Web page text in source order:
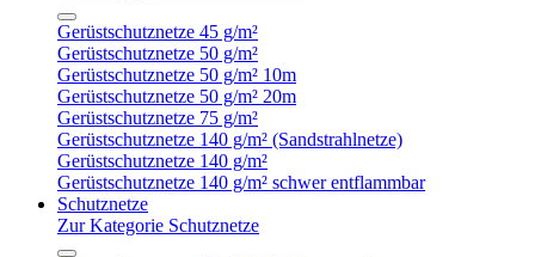
Gerüstschutznetze 45 g/m²
Gerüstschutznetze 50 g/m²
Gerüstschutznetze 50 g/m² 10m
Gerüstschutznetze 50 g/m² 20m
Gerüstschutznetze 75 g/m²
Gerüstschutznetze 140 g/m² (Sandstrahlnetze)
Gerüstschutznetze 140 g/m²
Gerüstschutznetze 140 g/m² schwer entflammbar
Schutznetze
Zur Kategorie Schutznetze